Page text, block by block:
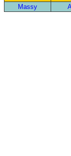
Massy